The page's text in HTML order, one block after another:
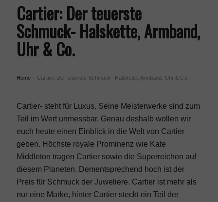
Menü
Cartier: Der teuerste
Schmuck- Halskette, Armband,
Uhr & Co.
Home Cartier: Der teuerste Schmuck- Halskette, Armband, Uhr & Co.
Cartier- steht für Luxus. Seine Meisterwerke sind zum
Teil im Wert unmessbar. Genau deshalb wollen wir
euch heute einen Einblick in die Welt von Cartier
geben. Höchste royale Prominenz wie Kate
Middleton tragen Cartier sowie die Superreichen auf
diesem Planeten. Dementsprechend hoch ist der
Preis für Schmuck der Juweliere. Cartier ist mehr als
nur eine Marke, hinter Cartier steckt ein Teil der